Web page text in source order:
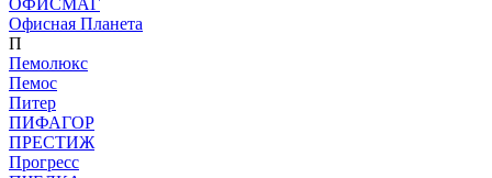
ОФИСМАГ
Офисная Планета
П
Пемолюкс
Пемос
Питер
ПИФАГОР
ПРЕСТИЖ
Прогресс